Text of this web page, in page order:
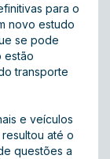
para o
novo estudo
se pode
estão
transporte
e veículos
até o
questões a